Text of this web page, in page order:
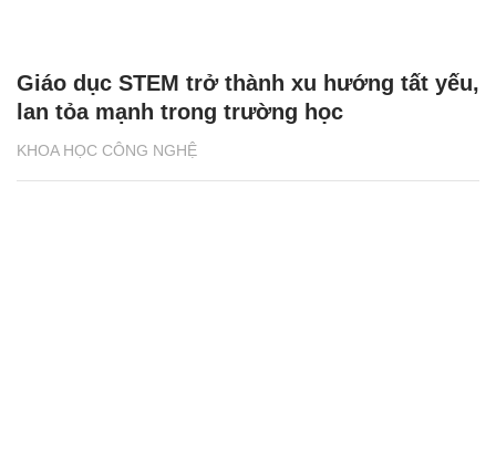
KHOA HỌC CÔNG NGHỆ
Giáo dục STEM trở thành xu hướng tất yếu,
lan tỏa mạnh trong trường học